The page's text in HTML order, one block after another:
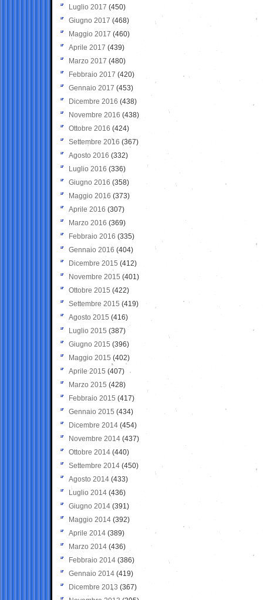
Luglio 2017 (450)
Giugno 2017 (468)
Maggio 2017 (460)
Aprile 2017 (439)
Marzo 2017 (480)
Febbraio 2017 (420)
Gennaio 2017 (453)
Dicembre 2016 (438)
Novembre 2016 (438)
Ottobre 2016 (424)
Settembre 2016 (367)
Agosto 2016 (332)
Luglio 2016 (336)
Giugno 2016 (358)
Maggio 2016 (373)
Aprile 2016 (307)
Marzo 2016 (369)
Febbraio 2016 (335)
Gennaio 2016 (404)
Dicembre 2015 (412)
Novembre 2015 (401)
Ottobre 2015 (422)
Settembre 2015 (419)
Agosto 2015 (416)
Luglio 2015 (387)
Giugno 2015 (396)
Maggio 2015 (402)
Aprile 2015 (407)
Marzo 2015 (428)
Febbraio 2015 (417)
Gennaio 2015 (434)
Dicembre 2014 (454)
Novembre 2014 (437)
Ottobre 2014 (440)
Settembre 2014 (450)
Agosto 2014 (433)
Luglio 2014 (436)
Giugno 2014 (391)
Maggio 2014 (392)
Aprile 2014 (389)
Marzo 2014 (436)
Febbraio 2014 (386)
Gennaio 2014 (419)
Dicembre 2013 (367)